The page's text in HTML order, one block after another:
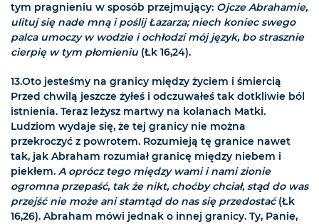
tym pragnieniu w sposób przejmujący: Ojcze Abrahamie,
ulituj się nade mną i poślij Łazarza; niech koniec swego
palca umoczy w wodzie i ochłodzi mój język, bo strasznie
cierpię w tym płomieniu (Łk 16,24).
13.Oto jesteśmy na granicy między życiem i śmiercią
Przed chwilą jeszcze żyłeś i odczuwałeś tak dotkliwie ból
istnienia. Teraz leżysz martwy na kolanach Matki.
Ludziom wydaje się, że tej granicy nie można
przekroczyć z powrotem. Rozumieją tę granice nawet
tak, jak Abraham rozumiał granicę między niebem i
piekłem. A oprócz tego między wami i nami zionie
ogromna przepaść, tak że nikt, choćby chciał, stąd do was
przejść nie może ani stamtąd do nas się przedostać(Łk
16,26). Abraham mówi jednak o innej granicy. Ty, Panie,